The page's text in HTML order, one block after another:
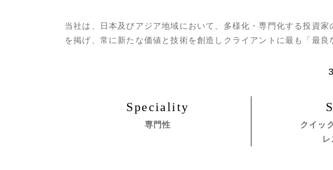
当社は、日本及びアジア地域において、多様化・専門化する投資
を掲げ、常に新たな価値と技術を創造しクライアントに最も「最良
Speciality
専門性
クイッ